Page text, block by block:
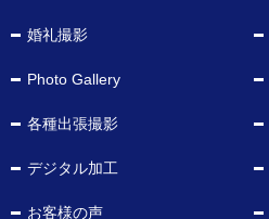
婚礼撮影
Photo Gallery
各種出張撮影
デジタル加工
お客様の声